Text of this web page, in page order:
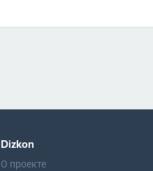
Dizkon
О проекте